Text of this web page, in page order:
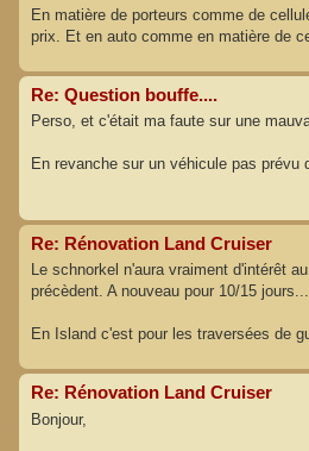
En matière de porteurs comme de
prix. Et en auto comme en matière de
Re: Question bouffe....
Perso, et c'était ma faute sur une
En revanche sur un véhicule pas
Re: Rénovation Land Cruiser
Le schnorkel n'aura vraiment d'intérêt
précèdent. A nouveau pour 10/15
En Island c'est pour les traversées de
Re: Rénovation Land Cruiser
Bonjour,